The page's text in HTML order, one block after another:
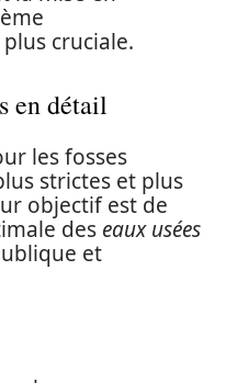
cruciale.
en détail
les fosses
strictes et plus
objectif est de
des eaux usées
et